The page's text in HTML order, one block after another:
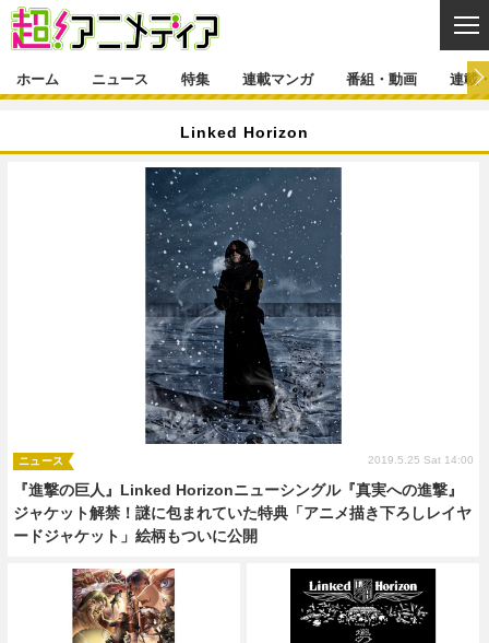
ニュース一覧
ゲーム・アプリ
イベント
コスプレ
新帝スタ
特集一覧
インタビュー レポート
ラキりす
連載マンガ一覧 連載一覧
番組・動画一覧
連載・ブログ一覧
編集部ブログ・お知らせ
ホーム ニュース 特集 連載マンガ 番組・動画 連載
Linked Horizon
『進撃の巨人』Linked Horizonニューシングル『真実への進撃』
ジャケット解禁！謎に包まれていた特典「アニメ描き下ろしレイヤ
ードジャケット」絵柄もついに公開
ニュース 2019.5.25 Sat 14:00